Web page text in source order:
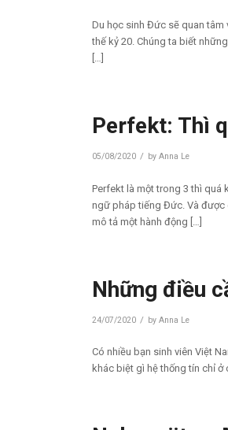
Du học sinh Đức sẽ quan tâm
thế kỷ 20. Chúng ta biết
[…]
Perfekt: Thì
05/08/2020 / byAnna Le
Perfekt là một trong 3 thì quá
ngữ pháp tiếng Đức. Và được
mô tả một hành động […]
Những điều
24/07/2020 / byAnna Le
Có nhiều bạn sinh viên Việt
khác biệt gì hệ thống tín chỉ ở